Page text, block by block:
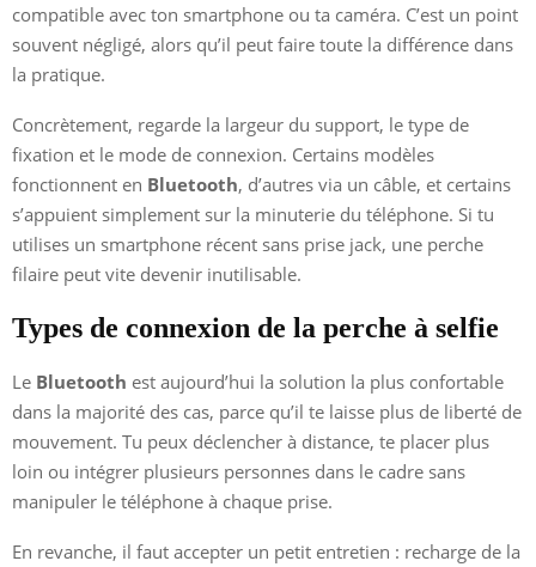
compatible avec ton smartphone ou ta caméra. C’est un point
souvent négligé, alors qu’il peut faire toute la différence dans
la pratique.
Concrètement, regarde la largeur du support, le type de
fixation et le mode de connexion. Certains modèles
fonctionnent en Bluetooth, d’autres via un câble, et certains
s’appuient simplement sur la minuterie du téléphone. Si tu
utilises un smartphone récent sans prise jack, une perche
filaire peut vite devenir inutilisable.
Types de connexion de la perche à selfie
Le Bluetooth est aujourd’hui la solution la plus confortable
dans la majorité des cas, parce qu’il te laisse plus de liberté de
mouvement. Tu peux déclencher à distance, te placer plus
loin ou intégrer plusieurs personnes dans le cadre sans
manipuler le téléphone à chaque prise.
En revanche, il faut accepter un petit entretien : recharge de la